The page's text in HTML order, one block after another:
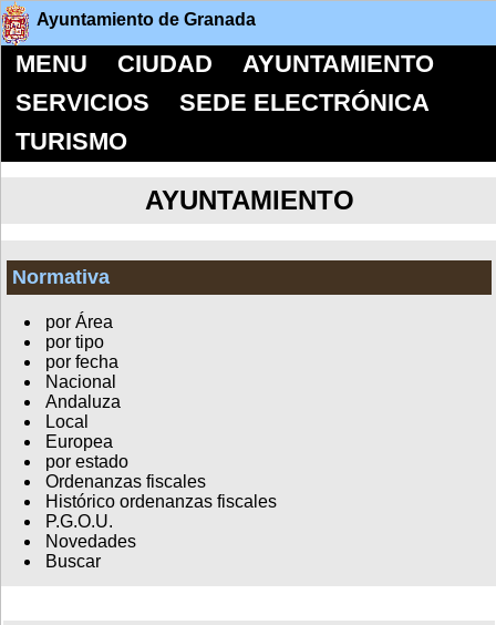
Ayuntamiento de Granada
MENU CIUDAD
AYUNTAMIENTO
SERVICIOS
SEDE ELECTRÓNICA
TURISMO
AYUNTAMIENTO
Normativa
por Área
por tipo
por fecha
Nacional
Andaluza
Local
Europea
por estado
Ordenanzas fiscales
Histórico ordenanzas fiscales
P.G.O.U.
Novedades
Buscar